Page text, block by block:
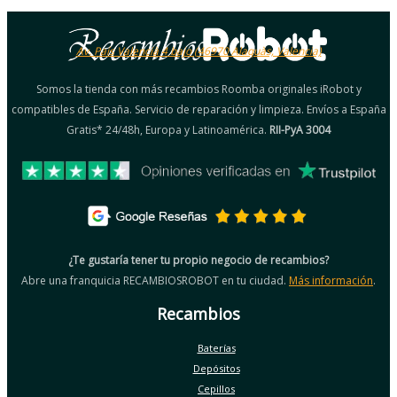
Av. País Valencià 4 bajo (46970 Alaquàs, Valencia)
Somos la tienda con más recambios Roomba originales iRobot y
compatibles de España. Servicio de reparación y limpieza. Envíos a España
Gratis* 24/48h, Europa y Latinoamérica. RII-PyA 3004
¿Te gustaría tener tu propio negocio de recambios?
Abre una franquicia RECAMBIOSROBOT en tu ciudad. Más información.
Recambios
Baterías
Depósitos
Cepillos